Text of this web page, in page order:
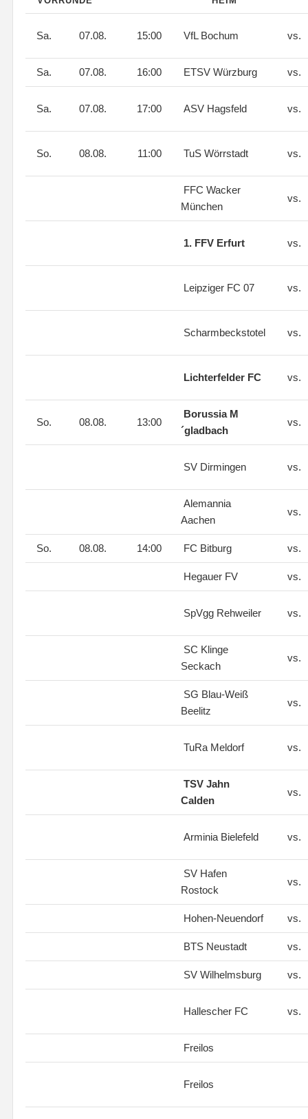
Sa. 07.08. 15:00 VfL Bochum vs.
Sa. 07.08. 16:00 ETSV Würzburg vs.
Sa. 07.08. 17:00 ASV Hagsfeld vs.
So. 08.08. 11:00 TuS Wörrstadt vs.
FFC Wacker
München
vs.
1. FFV Erfurt vs.
Leipziger FC 07 vs.
Scharmbeckstotel vs.
Lichterfelder FC vs.
So. 08.08. 13:00
Borussia M
´gladbach
vs.
SV Dirmingen vs.
Alemannia
Aachen
vs.
So. 08.08. 14:00 FC Bitburg vs.
Hegauer FV vs.
SpVgg Rehweiler vs.
SC Klinge
Seckach
vs.
SG Blau-Weiß
Beelitz
vs.
TuRa Meldorf vs.
TSV Jahn
Calden
vs.
Arminia Bielefeld vs.
SV Hafen
Rostock
vs.
Hohen-Neuendorf vs.
BTS Neustadt vs.
SV Wilhelmsburg vs.
Hallescher FC vs.
Freilos
Freilos